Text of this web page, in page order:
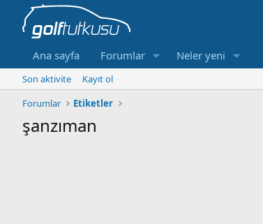
Ana sayfa Forumlar Neler yeni
Son aktivite
Kayıt ol
Forumlar
Etiketler
şanzıman